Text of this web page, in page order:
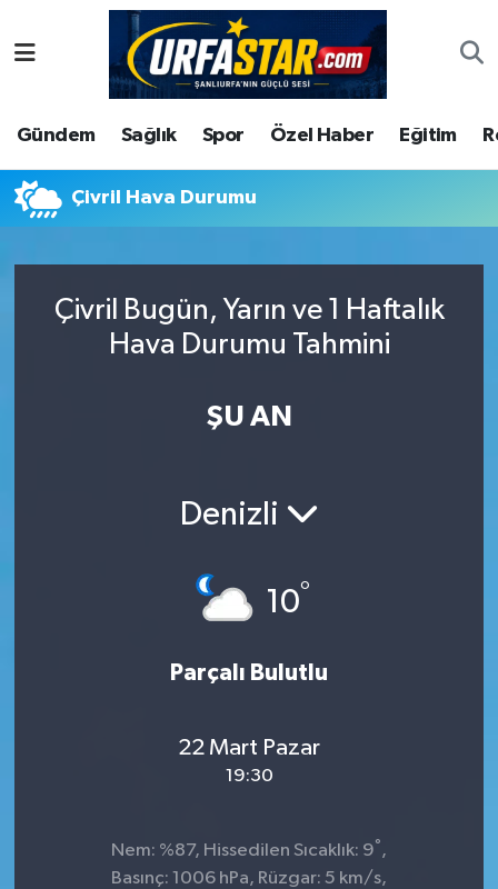
Gündem Sağlık Spor Özel Haber Eğitim
Çivril Hava Durumu
Çivril Bugün, Yarın ve 1 Haftalık
Hava Durumu Tahmini
ŞU AN
Denizli
10°
Parçalı Bulutlu
22 Mart Pazar
19:30
Nem: %87, Hissedilen Sıcaklık: 9° ,
Basınç: 1006 hPa, Rüzgar: 5 km/s,
ASAYİS
ÇEVRE
DUNYA
Ekonomi
Şanlıurfa Nöbetçi Eczaneler
Şanlıurfa Hava Durumu
Şanlıurfa Namaz Vakitleri
Süper Lig Puan Durumu ve Fikstür
Son Dakika Haberleri